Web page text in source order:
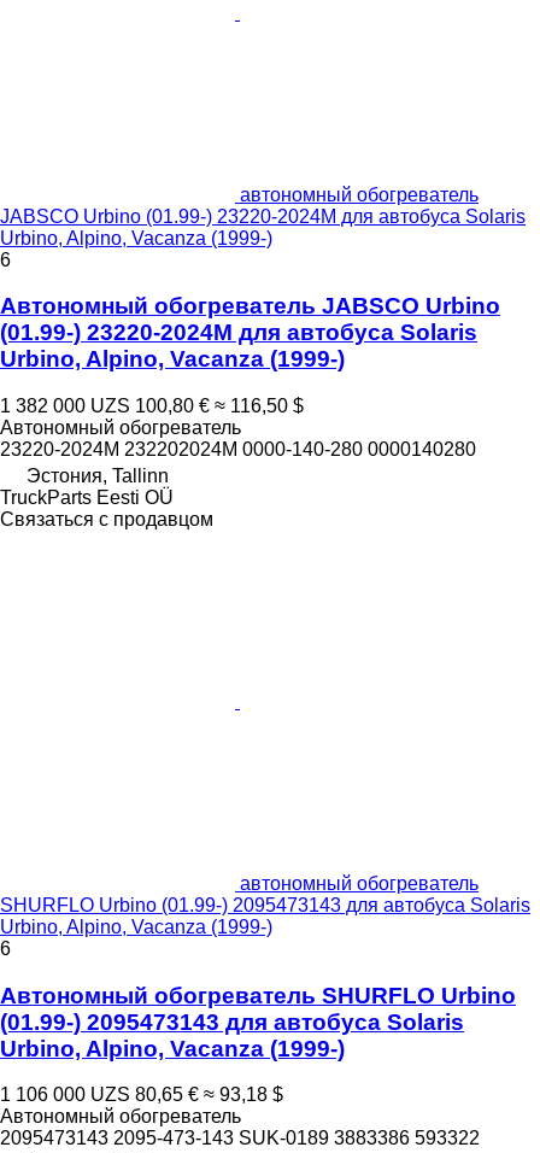
автономный обогреватель
JABSCO Urbino (01.99-) 23220-2024M для автобуса Solaris
Urbino, Alpino, Vacanza (1999-)
6
Автономный обогреватель JABSCO Urbino
(01.99-) 23220-2024M для автобуса Solaris
Urbino, Alpino, Vacanza (1999-)
1 382 000 UZS 100,80 € ≈ 116,50 $
Автономный обогреватель
23220-2024M 232202024M 0000-140-280 0000140280
Эстония, Tallinn
TruckParts Eesti OÜ
Связаться с продавцом
автономный обогреватель
SHURFLO Urbino (01.99-) 2095473143 для автобуса Solaris
Urbino, Alpino, Vacanza (1999-)
6
Автономный обогреватель SHURFLO Urbino
(01.99-) 2095473143 для автобуса Solaris
Urbino, Alpino, Vacanza (1999-)
1 106 000 UZS 80,65 € ≈ 93,18 $
Автономный обогреватель
2095473143 2095-473-143 SUK-0189 3883386 593322